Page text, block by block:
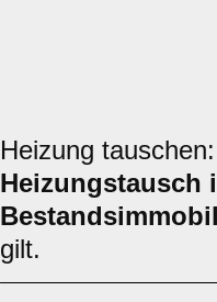
Heizung
Heizungstausch
gilt.